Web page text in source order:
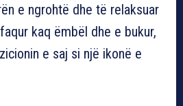
e ngrohtë dhe të relaksuar
kaq ëmbël dhe e bukur,
e saj si një ikonë e